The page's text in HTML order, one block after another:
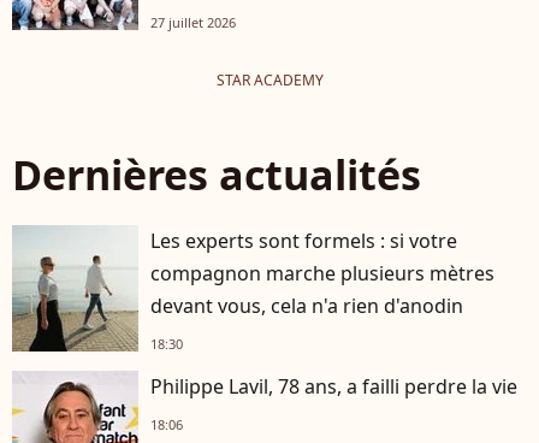
27 juillet 2026
STAR ACADEMY
Dernières actualités
Les experts sont formels : si votre
compagnon marche plusieurs mètres
devant vous, cela n'a rien d'anodin
18:30
Philippe Lavil, 78 ans, a failli perdre la vie
18:06